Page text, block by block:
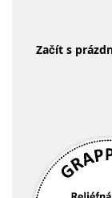
Začít s